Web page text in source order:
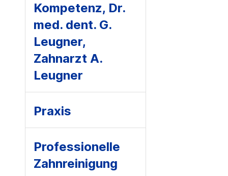
Kompetenz, Dr.
med. dent. G.
Leugner,
Zahnarzt A.
Leugner
Praxis
Professionelle
Zahnreinigung